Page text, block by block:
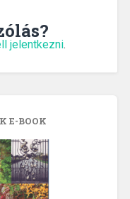
jelentkezni.
E-BOOK